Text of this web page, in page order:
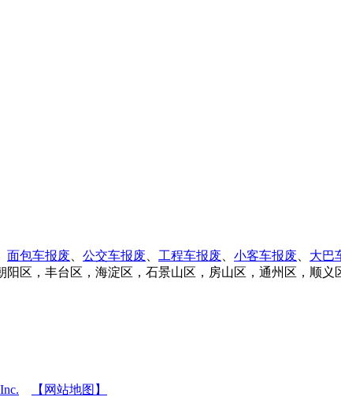
面包车报废 公交车报废 工程车报废 小客车报废 大巴
区，丰台区，海淀区，石景山区，房山区，通州区，顺义
【网站地图】